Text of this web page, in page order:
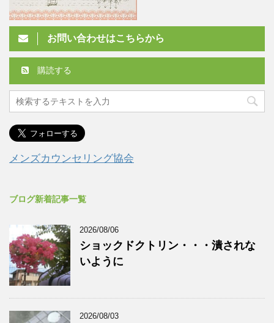
お問い合わせはこちらから
購読する
メンズカウンセリング協会
ブログ新着記事一覧
2026/08/06
ショックドクトリン・・・潰されな
いように
2026/08/03